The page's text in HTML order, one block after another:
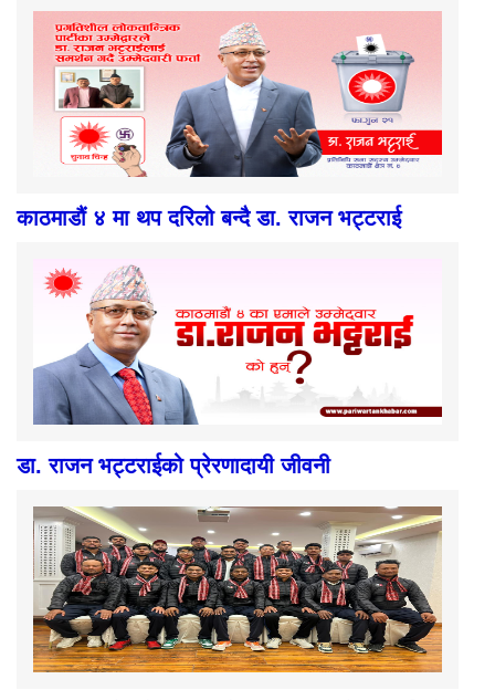
काठमाडौं ४ मा थप दरिलो बन्दै डा. राजन भट्टराई
डा. राजन भट्टराईको प्रेरणादायी जीवनी